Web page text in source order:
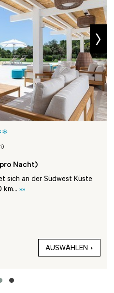
Nacht)
sich an der Südwest Küste
km... »»
AUSWÄHLEN